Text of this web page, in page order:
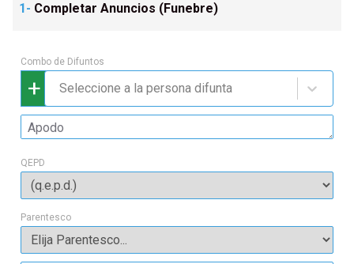
1- Completar Anuncios (Funebre)
Combo de Difuntos
+ Seleccione a la persona difunta
QEPD
Parentesco